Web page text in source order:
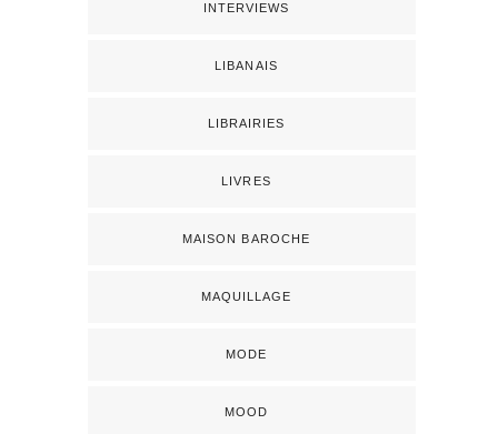
INTERVIEWS
LIBANAIS
LIBRAIRIES
LIVRES
MAISON BAROCHE
MAQUILLAGE
MODE
MOOD